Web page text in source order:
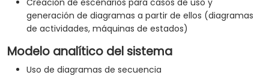
Creación de escenarios para casos de uso y
generación de diagramas a partir de ellos (diagramas
de actividades, máquinas de estados)
Modelo analítico del sistema
Uso de diagramas de secuencia